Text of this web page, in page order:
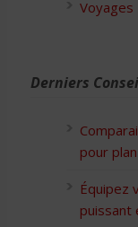
Voyages
Derniers
pour
Équipez
puissant